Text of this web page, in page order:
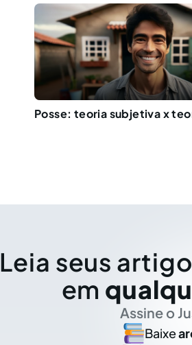
Posse: teoria subjetiva x
Leia seus
em
Assine o
Baixe